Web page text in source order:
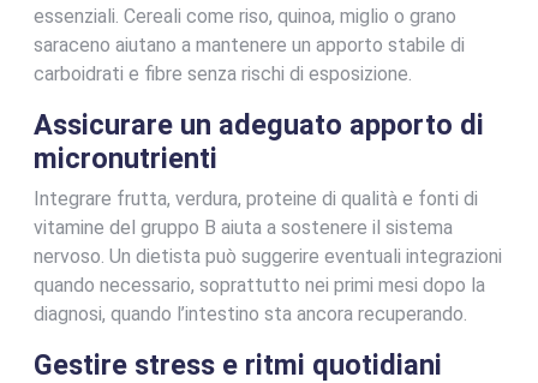
essenziali. Cereali come riso, quinoa, miglio o grano
saraceno aiutano a mantenere un apporto stabile di
carboidrati e fibre senza rischi di esposizione.
Assicurare un adeguato apporto di
micronutrienti
Integrare frutta, verdura, proteine di qualità e fonti di
vitamine del gruppo B aiuta a sostenere il sistema
nervoso. Un dietista può suggerire eventuali integrazioni
quando necessario, soprattutto nei primi mesi dopo la
diagnosi, quando l’intestino sta ancora recuperando.
Gestire stress e ritmi quotidiani